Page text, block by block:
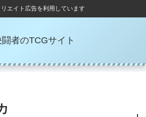
リエイト広告を利用しています
闘者のTCGサイト